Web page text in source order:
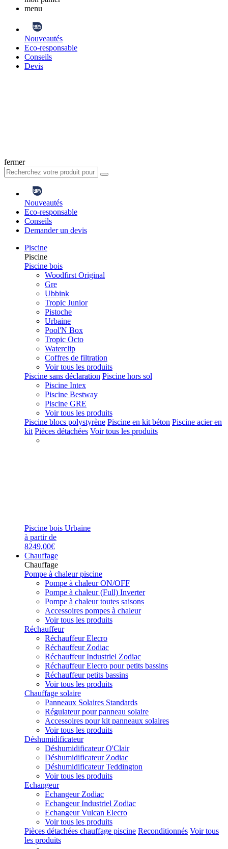
menu
Nouveautés
Eco-responsable
Conseils
Devis
fermer
Nouveautés
Eco-responsable
Conseils
Demander un devis
Piscine
Piscine
Piscine bois
Woodfirst Original
Gre
Ubbink
Tropic Junior
Pistoche
Urbaine
Pool'N Box
Tropic Octo
Waterclip
Coffres de filtration
Voir tous les produits
Piscine sans déclaration Piscine hors sol
Piscine Intex
Piscine Bestway
Piscine GRE
Voir tous les produits
Piscine blocs polystyrène Piscine en kit béton Piscine acier en
kit Pièces détachées Voir tous les produits
Piscine bois Urbaine
à partir de
8249,00€
Chauffage
Chauffage
Pompe à chaleur piscine
Pompe à chaleur ON/OFF
Pompe à chaleur (Full) Inverter
Pompe à chaleur toutes saisons
Accessoires pompes à chaleur
Voir tous les produits
Réchauffeur
Réchauffeur Elecro
Réchauffeur Zodiac
Réchauffeur Industriel Zodiac
Réchauffeur Elecro pour petits bassins
Réchauffeur petits bassins
Voir tous les produits
Chauffage solaire
Panneaux Solaires Standards
Régulateur pour panneau solaire
Accessoires pour kit panneaux solaires
Voir tous les produits
Déshumidificateur
Déshumidificateur O'Clair
Déshumidificateur Zodiac
Déshumidificateur Teddington
Voir tous les produits
Echangeur
Echangeur Zodiac
Echangeur Industriel Zodiac
Echangeur Vulcan Elecro
Voir tous les produits
Pièces détachées chauffage piscine Reconditionnés Voir tous
les produits